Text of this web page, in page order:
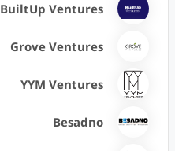
BuiltUp Ventures
Grove Ventures
YYM Ventures
Besadno